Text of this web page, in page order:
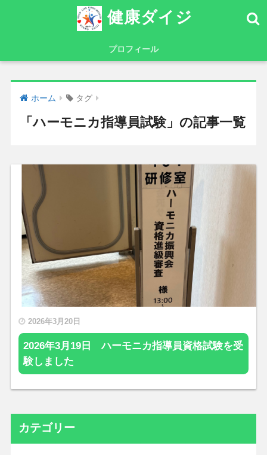
健康ダイジ
プロフィール
ホーム タグ
「ハーモニカ指導員試験」の記事一覧
2026年3月20日
2026年3月19日 ハーモニカ指導員資格試験を受
験しました
カテゴリー